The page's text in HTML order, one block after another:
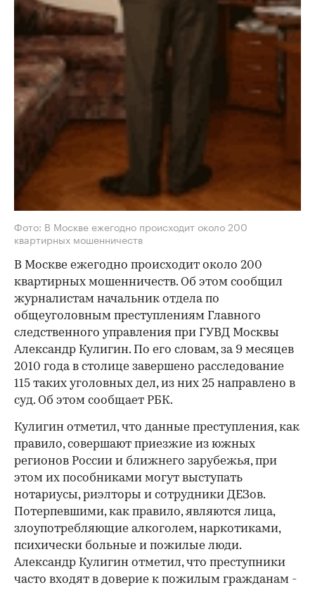
Фото: В Москве ежегодно происходит около 200
квартирных мошенничеств
В Москве ежегодно происходит около 200
квартирных мошенничеств. Об этом сообщил
журналистам начальник отдела по
общеуголовным преступлениям Главного
следственного управления при ГУВД Москвы
Александр Кулигин. По его словам, за 9 месяцев
2010 года в столице завершено расследование
115 таких уголовных дел, из них 25 направлено в
суд. Об этом сообщает РБК.
Кулигин отметил, что данные преступления, как
правило, совершают приезжие из южных
регионов России и ближнего зарубежья, при
этом их пособниками могут выступать
нотариусы, риэлторы и сотрудники ДЕЗов.
Потерпевшими, как правило, являются лица,
злоупотребляющие алкоголем, наркотиками,
психически больные и пожилые люди.
Александр Кулигин отметил, что преступники
часто входят в доверие к пожилым гражданам -